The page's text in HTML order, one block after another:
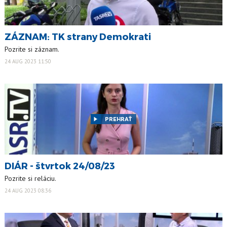
ZÁZNAM: TK strany Demokrati
Pozrite si záznam.
24 AUG 2023 11:50
PREHRAŤ
DIÁR - štvrtok 24/08/23
Pozrite si reláciu.
24 AUG 2023 08:36